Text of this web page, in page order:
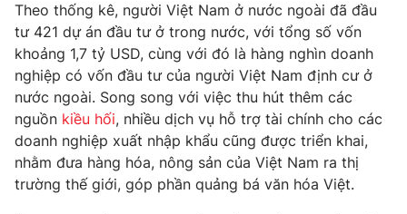
Thị trường 24h Tấm lòng Việt
VTV4 Vươn mình bằng AI
VTV9 VTV8
Liên hệ tòa soạn English
Theo thống kê, người Việt Nam ở nước ngoài đã đầu
tư 421 dự án đầu tư ở trong nước, với tổng số vốn
khoảng 1,7 tỷ USD, cùng với đó là hàng nghìn doanh
nghiệp có vốn đầu tư của người Việt Nam định cư ở
nước ngoài. Song song với việc thu hút thêm các
nguồn kiều hối, nhiều dịch vụ hỗ trợ tài chính cho các
doanh nghiệp xuất nhập khẩu cũng được triển khai,
nhằm đưa hàng hóa, nông sản của Việt Nam ra thị
trường thế giới, góp phần quảng bá văn hóa Việt.